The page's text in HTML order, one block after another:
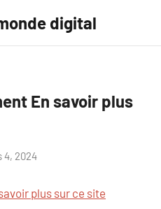
digital
En savoir plus
4, 2024
plus sur ce site